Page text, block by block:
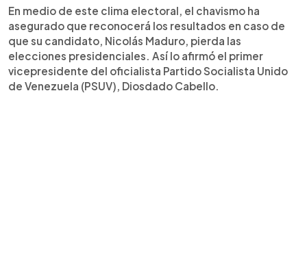
En medio de este clima electoral, el chavismo ha
asegurado que reconocerá los resultados en caso de
que su candidato, Nicolás Maduro, pierda las
elecciones presidenciales. Así lo afirmó el primer
vicepresidente del oficialista Partido Socialista Unido
de Venezuela (PSUV), Diosdado Cabello.